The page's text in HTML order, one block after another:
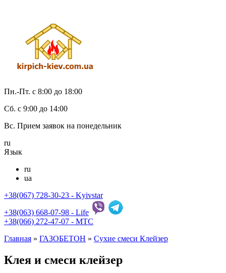
Пн.-Пт. с 8:00 до 18:00
Cб. с 9:00 до 14:00
Вс. Прием заявок на понедельник
ru
Язык
ru
ua
+38(067) 728-30-23 - Kyivstar
+38(063) 668-07-98 - Life
+38(066) 272-47-07 - МТС
Главная » ГАЗОБЕТОН » Сухие смеси Клейзер
Клея и смеси клейзер